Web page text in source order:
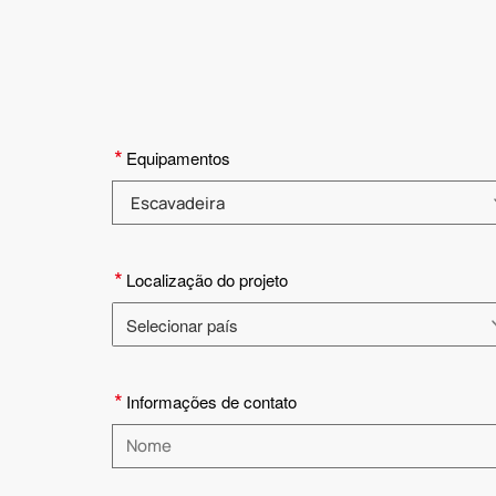
* Equipamentos
* Localização do projeto
Selecionar país
* Informações de contato